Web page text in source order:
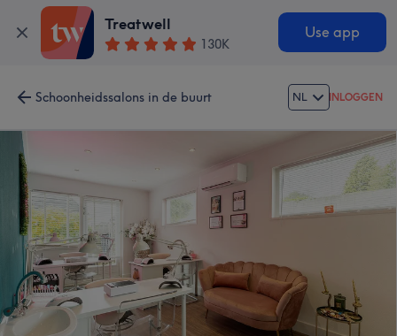
Treatwell
130K
Use app
Schoonheidssalons in de buurt NL INLOGGEN